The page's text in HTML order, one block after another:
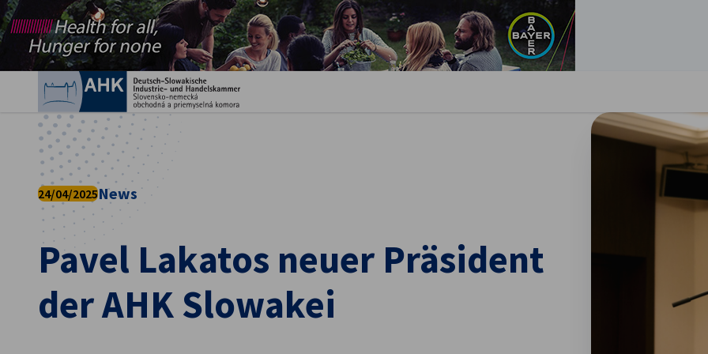
Einstellungen schließen
Pavel Lakatos neuer Präsident
der AHK Slowakei
24/04/2025News